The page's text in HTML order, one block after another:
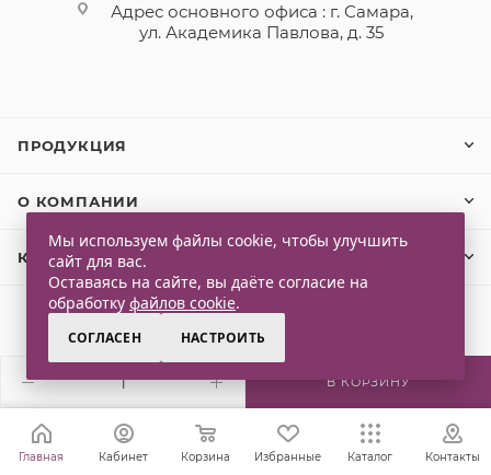
В КОРЗИНУ
Адрес основного офиса : г. Самара,
ул. Академика Павлова, д. 35
ПРОДУКЦИЯ
О КОМПАНИИ
КЛИЕНТАМ
Мы используем файлы cookie, чтобы улучшить
сайт для вас.
Оставаясь на сайте, вы даёте согласие на
обработку файлов cookie.
СОГЛАСЕН НАСТРОИТЬ
Главная Кабинет Корзина Избранные Каталог Контакты